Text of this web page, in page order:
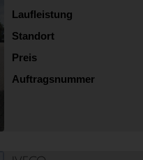
Laufleistung
Standort
Preis
Auftragsnummer